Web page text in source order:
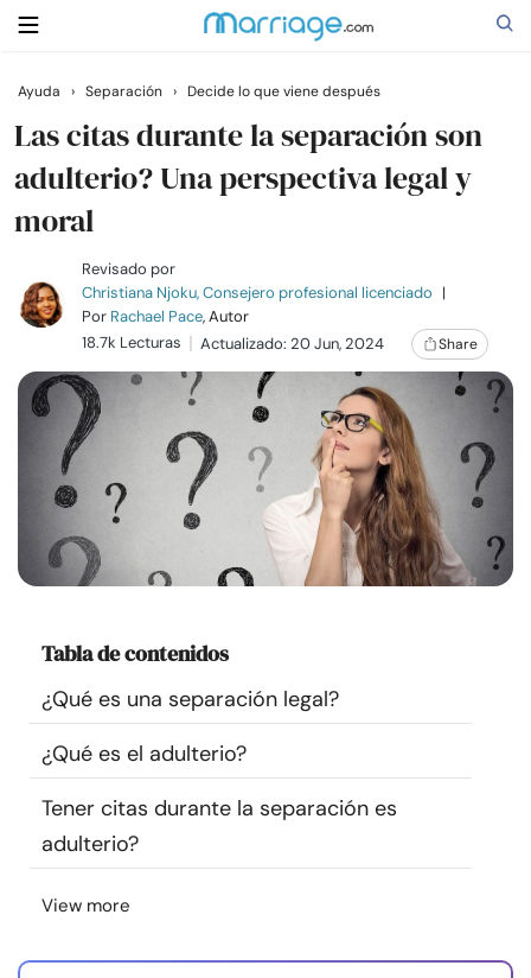
Buscar
Casarse
Relaciones
Familia
Ayuda
Cursos
Recursos
Encuentra un terapeuta
Idioma
Sobre nosotros
Ayuda › Separación › Decide lo que viene después
Las citas durante la separación son
adulterio? Una perspectiva legal y
moral
Revisado por
Christiana Njoku, Consejero profesional licenciado |
Por Rachael Pace, Autor
18.7k Lecturas
Actualizado: 20 Jun, 2024 Share
Tabla de contenidos
¿Qué es una separación legal?
¿Qué es el adulterio?
Tener citas durante la separación es
adulterio?
View more